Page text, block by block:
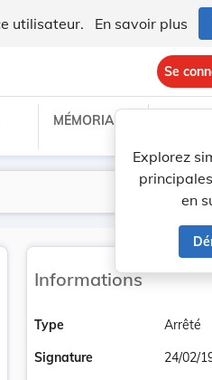
utilisateur. En savoir plus
Se
Explorez
en
MÉMORIAL C
Lancer la
Informations
Type
Arrêté
Signature
24/02/